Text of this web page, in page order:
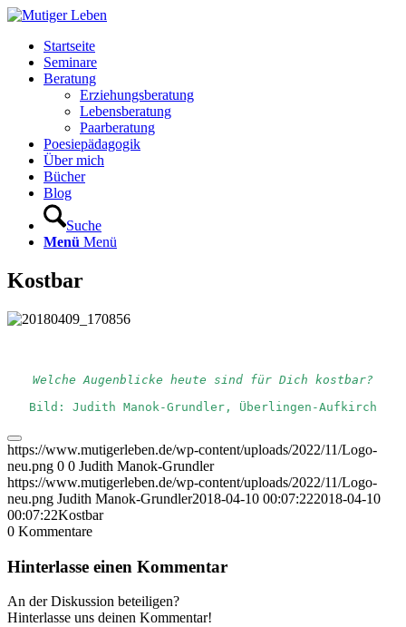
Startseite
Seminare
Beratung
Erziehungsberatung
Lebensberatung
Paarberatung
Poesiepädagogik
Über mich
Bücher
Blog
Suche
Menü Menü
Kostbar
Welche Augenblicke heute sind für Dich kostbar?
Bild: Judith Manok-Grundler, Überlingen-Aufkirch
https://www.mutigerleben.de/wp-content/uploads/2022/11/Logo-
neu.png 0 0 Judith Manok-Grundler
https://www.mutigerleben.de/wp-content/uploads/2022/11/Logo-
neu.png Judith Manok-Grundler2018-04-10 00:07:222018-04-10
00:07:22Kostbar
0 Kommentare
Hinterlasse einen Kommentar
An der Diskussion beteiligen?
Hinterlasse uns deinen Kommentar!